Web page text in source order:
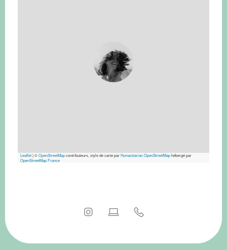
Leaflet|©OpenStreetMapcontributeurs, style de carte parHumanitarian OpenStreetMaphébergé par
OpenStreetMap France